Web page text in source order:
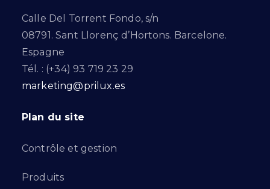
Calle Del Torrent Fondo, s/n
08791. Sant Llorenç d’Hortons. Barcelone.
Espagne
Tél. : (+34) 93 719 23 29
marketing@prilux.es
Plan du site
Contrôle et gestion
Produits